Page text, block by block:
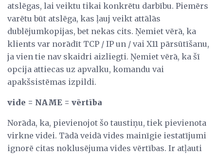
atslēgas, lai veiktu tikai konkrētu darbību. Piemērs
varētu būt atslēga, kas ļauj veikt attālās
dublējumkopijas, bet nekas cits. Ņemiet vērā, ka
klients var norādīt TCP / IP un / vai X11 pārsūtīšanu,
ja vien tie nav skaidri aizliegti. Ņemiet vērā, ka šī
opcija attiecas uz apvalku, komandu vai
apakšsistēmas izpildi.
vide = NAME = vērtība
Norāda, ka, pievienojot šo taustiņu, tiek pievienota
virkne videi. Tādā veidā vides mainīgie iestatījumi
ignorē citas noklusējuma vides vērtības. Ir atļauti